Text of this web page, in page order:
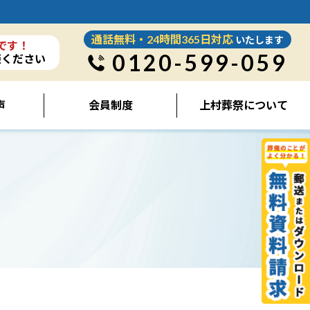
す！
ださい
通話無料・24時間365日対応 いたします
0120-599-059
会員制度 上村葬祭について